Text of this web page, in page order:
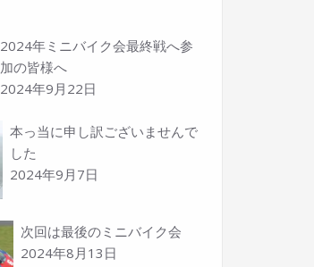
2024年ミニバイク会最終戦へ参
加の皆様へ
2024年9月22日
本っ当に申し訳ございませんで
した
2024年9月7日
次回は最後のミニバイク会
2024年8月13日